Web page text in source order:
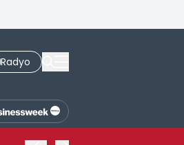
Radyo